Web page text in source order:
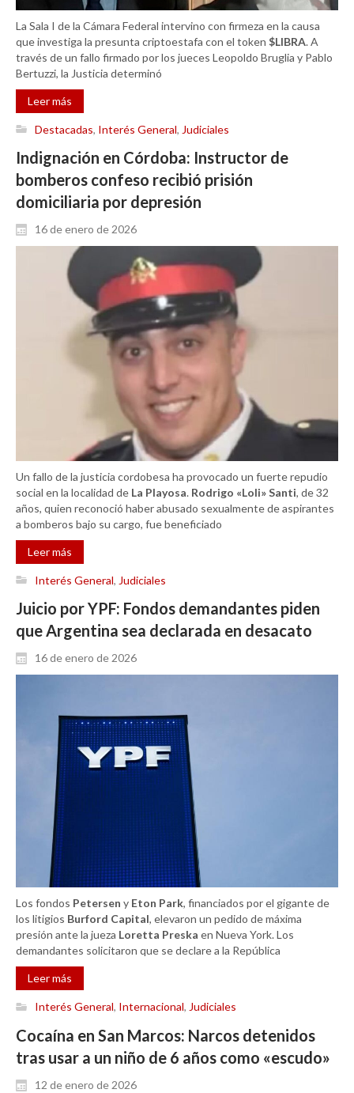
La Sala I de la Cámara Federal intervino con firmeza en la causa
que investiga la presunta criptoestafa con el token $LIBRA. A
través de un fallo firmado por los jueces Leopoldo Bruglia y Pablo
Bertuzzi, la Justicia determinó
Leer más
Destacadas, Interés General, Judiciales
Indignación en Córdoba: Instructor de
bomberos confeso recibió prisión
domiciliaria por depresión
16 de enero de 2026
Un fallo de la justicia cordobesa ha provocado un fuerte repudio
social en la localidad de La Playosa. Rodrigo «Loli» Santi, de 32
años, quien reconoció haber abusado sexualmente de aspirantes
a bomberos bajo su cargo, fue beneficiado
Leer más
Interés General, Judiciales
Juicio por YPF: Fondos demandantes piden
que Argentina sea declarada en desacato
16 de enero de 2026
Los fondos Petersen y Eton Park, financiados por el gigante de
los litigios Burford Capital, elevaron un pedido de máxima
presión ante la jueza Loretta Preska en Nueva York. Los
demandantes solicitaron que se declare a la República
Leer más
Interés General, Internacional, Judiciales
Cocaína en San Marcos: Narcos detenidos
tras usar a un niño de 6 años como «escudo»
12 de enero de 2026